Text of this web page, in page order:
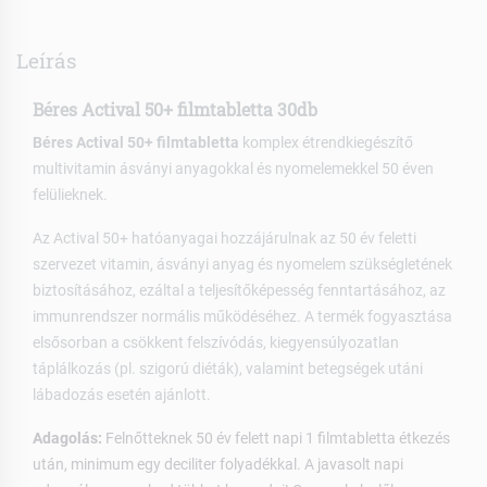
Leírás
Béres Actival 50+ filmtabletta 30db
Béres Actival 50+ filmtabletta komplex étrendkiegészítő
multivitamin ásványi anyagokkal és nyomelemekkel 50 éven
felülieknek.
Az Actival 50+ hatóanyagai hozzájárulnak az 50 év feletti
szervezet vitamin, ásványi anyag és nyomelem szükségletének
biztosításához, ezáltal a teljesítőképesség fenntartásához, az
immunrendszer normális működéséhez. A termék fogyasztása
elsősorban a csökkent felszívódás, kiegyensúlyozatlan
táplálkozás (pl. szigorú diéták), valamint betegségek utáni
lábadozás esetén ajánlott.
Adagolás: Felnőtteknek 50 év felett napi 1 filmtabletta étkezés
után, minimum egy deciliter folyadékkal. A javasolt napi